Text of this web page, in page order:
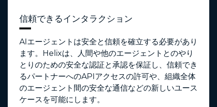
信頼できるインタラクション
AIエージェントは安全と信頼を確立する必要があり
ます。Helixは、人間や他のエージェントとのやり
とりのための安全な認証と承認を保証し、信頼でき
るパートナーへのAPIアクセスの許可や、組織全体
のエージェント間の安全な通信などの新しいユース
ケースを可能にします。